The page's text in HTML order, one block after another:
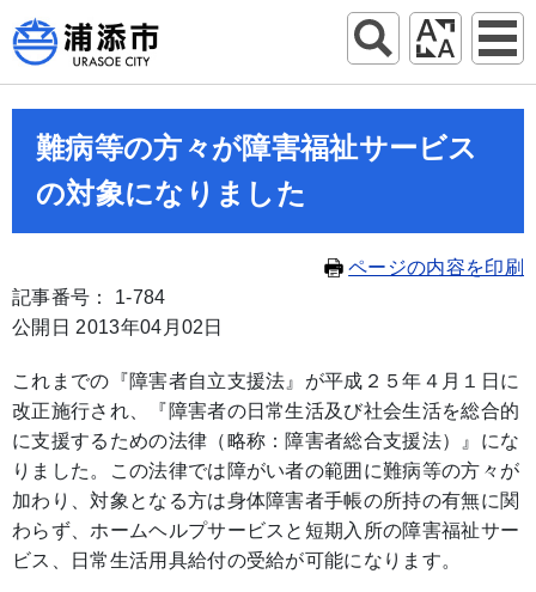
難病等の方々が障害福祉サービス
の対象になりました
ページの内容を印刷
記事番号： 1-784
公開日 2013年04月02日
これまでの『障害者自立支援法』が平成２５年４月１日に
改正施行され、『障害者の日常生活及び社会生活を総合的
に支援するための法律（略称：障害者総合支援法）』にな
りました。この法律では障がい者の範囲に難病等の方々が
加わり、対象となる方は身体障害者手帳の所持の有無に関
わらず、ホームヘルプサービスと短期入所の障害福祉サー
ビス、日常生活用具給付の受給が可能になります。